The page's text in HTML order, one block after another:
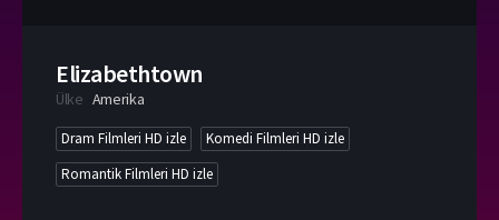
Elizabethtown
Ülke Amerika
Dram Filmleri HD izle
Komedi Filmleri HD izle
Romantik Filmleri HD izle